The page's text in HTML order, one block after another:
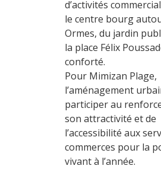
d’activités
le centre bourg
Ormes, du jardin
la place Félix
conforté.
Pour Mimizan Plage,
l’aménagement
participer au
son attractivité et de
l’accessibilité aux
commerces pour la
vivant à l’année.